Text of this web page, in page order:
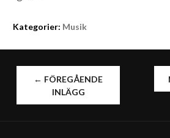
Kategorier: Musik
← FÖREGÅENDE
INLÄGG